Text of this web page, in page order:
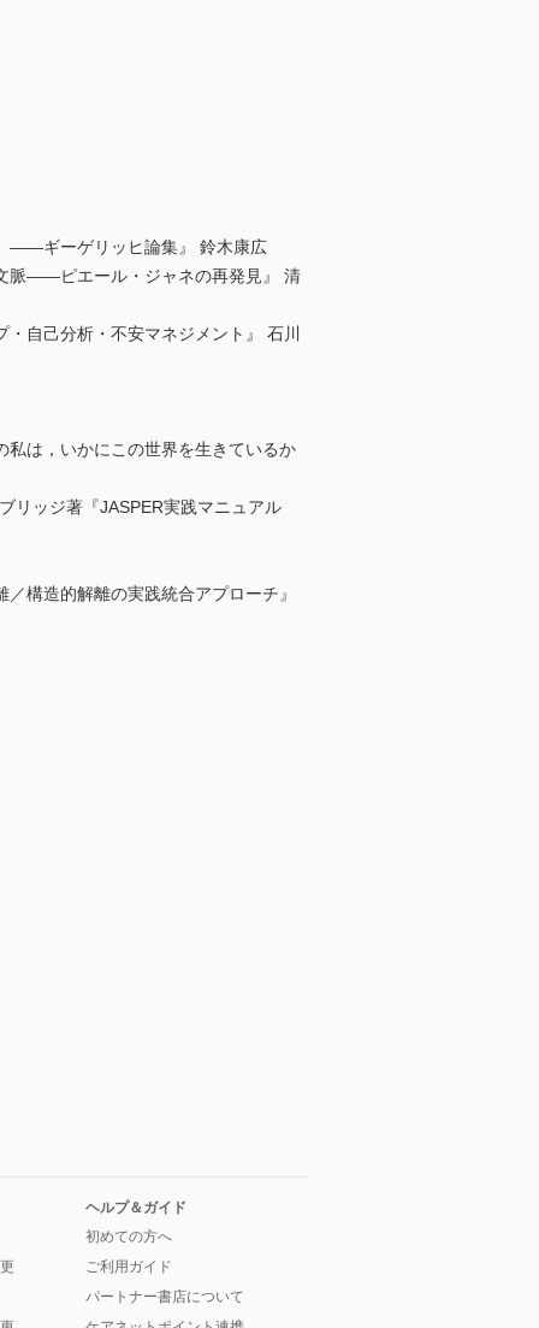
――ギーゲリッヒ論集』 鈴木康広
脈――ピエール・ジャネの再発見』 清
己分析・不安マネジメント』 石川
は，いかにこの世界を生きているか
リッジ著『JASPER実践マニュアル
構造的解離の実践統合アプローチ』
ヘルプ＆ガイド
初めての方へ
ご利用ガイド
パートナー書店について